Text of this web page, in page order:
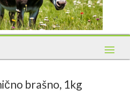
brašno, 1kg